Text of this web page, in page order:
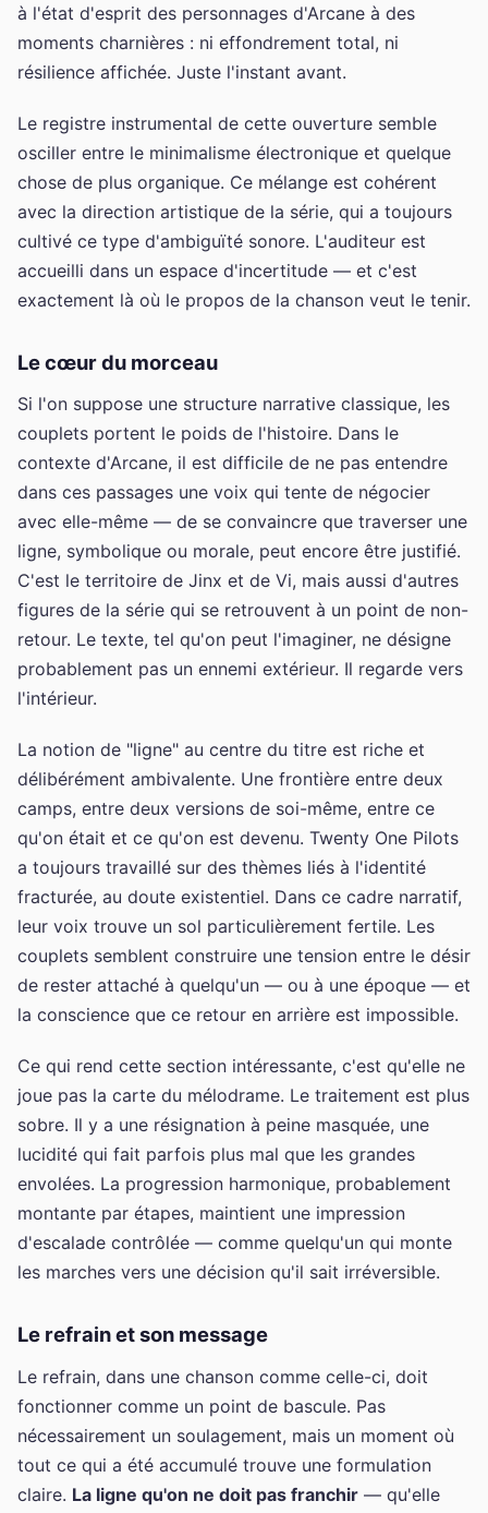
à l'état d'esprit des personnages d'Arcane à des
moments charnières : ni effondrement total, ni
résilience affichée. Juste l'instant avant.
Le registre instrumental de cette ouverture semble
osciller entre le minimalisme électronique et quelque
chose de plus organique. Ce mélange est cohérent
avec la direction artistique de la série, qui a toujours
cultivé ce type d'ambiguïté sonore. L'auditeur est
accueilli dans un espace d'incertitude — et c'est
exactement là où le propos de la chanson veut le tenir.
Le cœur du morceau
Si l'on suppose une structure narrative classique, les
couplets portent le poids de l'histoire. Dans le
contexte d'Arcane, il est difficile de ne pas entendre
dans ces passages une voix qui tente de négocier
avec elle-même — de se convaincre que traverser une
ligne, symbolique ou morale, peut encore être justifié.
C'est le territoire de Jinx et de Vi, mais aussi d'autres
figures de la série qui se retrouvent à un point de non-
retour. Le texte, tel qu'on peut l'imaginer, ne désigne
probablement pas un ennemi extérieur. Il regarde vers
l'intérieur.
La notion de "ligne" au centre du titre est riche et
délibérément ambivalente. Une frontière entre deux
camps, entre deux versions de soi-même, entre ce
qu'on était et ce qu'on est devenu. Twenty One Pilots
a toujours travaillé sur des thèmes liés à l'identité
fracturée, au doute existentiel. Dans ce cadre narratif,
leur voix trouve un sol particulièrement fertile. Les
couplets semblent construire une tension entre le désir
de rester attaché à quelqu'un — ou à une époque — et
la conscience que ce retour en arrière est impossible.
Ce qui rend cette section intéressante, c'est qu'elle ne
joue pas la carte du mélodrame. Le traitement est plus
sobre. Il y a une résignation à peine masquée, une
lucidité qui fait parfois plus mal que les grandes
envolées. La progression harmonique, probablement
montante par étapes, maintient une impression
d'escalade contrôlée — comme quelqu'un qui monte
les marches vers une décision qu'il sait irréversible.
Le refrain et son message
Le refrain, dans une chanson comme celle-ci, doit
fonctionner comme un point de bascule. Pas
nécessairement un soulagement, mais un moment où
tout ce qui a été accumulé trouve une formulation
claire. La ligne qu'on ne doit pas franchir — qu'elle